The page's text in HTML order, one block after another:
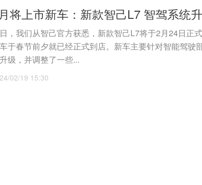
将上市新车：新款智己L7 智驾系统
，我们从智己官方获悉，新款智己L7将于2月24日正式
于春节前夕就已经正式到店。新车主要针对智能驾驶
级，并调整了一些...
02/19 15:30